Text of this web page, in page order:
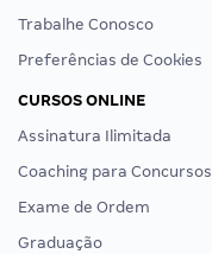
Trabalhe Conosco
Preferências de Cookies
CURSOS ONLINE
Assinatura Ilimitada
Coaching para Concursos
Exame de Ordem
Graduação